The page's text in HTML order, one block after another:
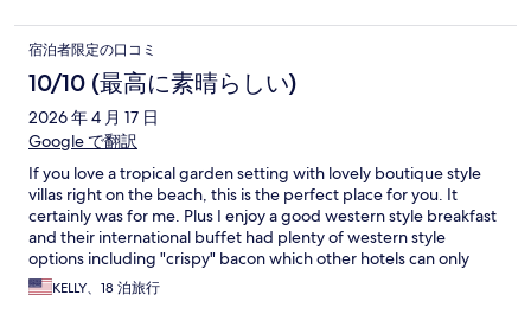
宿泊者限定の口コミ
10/10 (最高に素晴らしい)
2026 年 4 月 17 日
Google で翻訳
If you love a tropical garden setting with lovely boutique style
villas right on the beach, this is the perfect place for you. It
certainly was for me. Plus I enjoy a good western style breakfast
and their international buffet had plenty of western style
options including "crispy" bacon which other hotels can only
label as crispy because their finished product certainly is not.
Another plus for me is the broad selection of cable TV news
KELLY、18 泊旅行